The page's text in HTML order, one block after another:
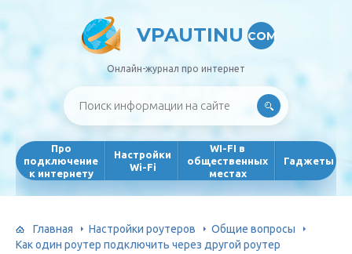
VPAUTINU COM
Онлайн-журнал про интернет
Про
подключение
к интернету
Настройки
Wi-Fi
WI-FI в
общественных
местах
Гаджеты
Главная Настройки роутеров
Общие вопросы
Как один роутер подключить через другой роутер